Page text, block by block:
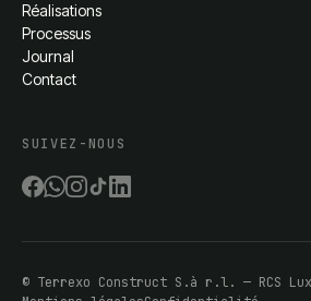
Réalisations
Processus
Journal
Contact
SUIVEZ-NOUS
© Terrexo Construct S.à r.l. — RCS